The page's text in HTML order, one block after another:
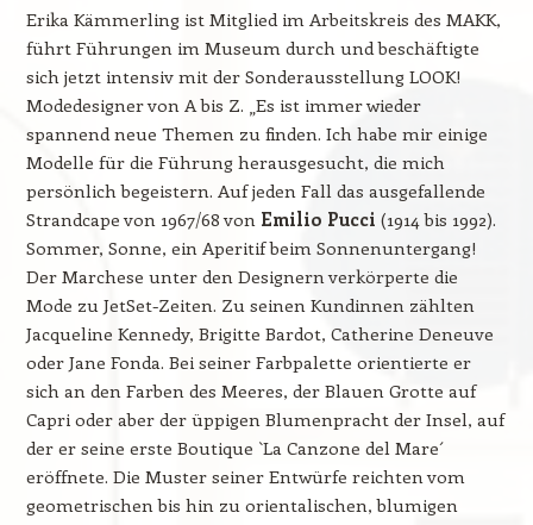
Erika Kämmerling ist Mitglied im Arbeitskreis des MAKK,
führt Führungen im Museum durch und beschäftigte
sich jetzt intensiv mit der Sonderausstellung LOOK!
Modedesigner von A bis Z. „Es ist immer wieder
spannend neue Themen zu finden. Ich habe mir einige
Modelle für die Führung herausgesucht, die mich
persönlich begeistern. Auf jeden Fall das ausgefallende
Strandcape von 1967/68 von Emilio Pucci (1914 bis 1992).
Sommer, Sonne, ein Aperitif beim Sonnenuntergang!
Der Marchese unter den Designern verkörperte die
Mode zu JetSet-Zeiten. Zu seinen Kundinnen zählten
Jacqueline Kennedy, Brigitte Bardot, Catherine Deneuve
oder Jane Fonda. Bei seiner Farbpalette orientierte er
sich an den Farben des Meeres, der Blauen Grotte auf
Capri oder aber der üppigen Blumenpracht der Insel, auf
der er seine erste Boutique `La Canzone del Mare´
eröffnete. Die Muster seiner Entwürfe reichten vom
geometrischen bis hin zu orientalischen, blumigen